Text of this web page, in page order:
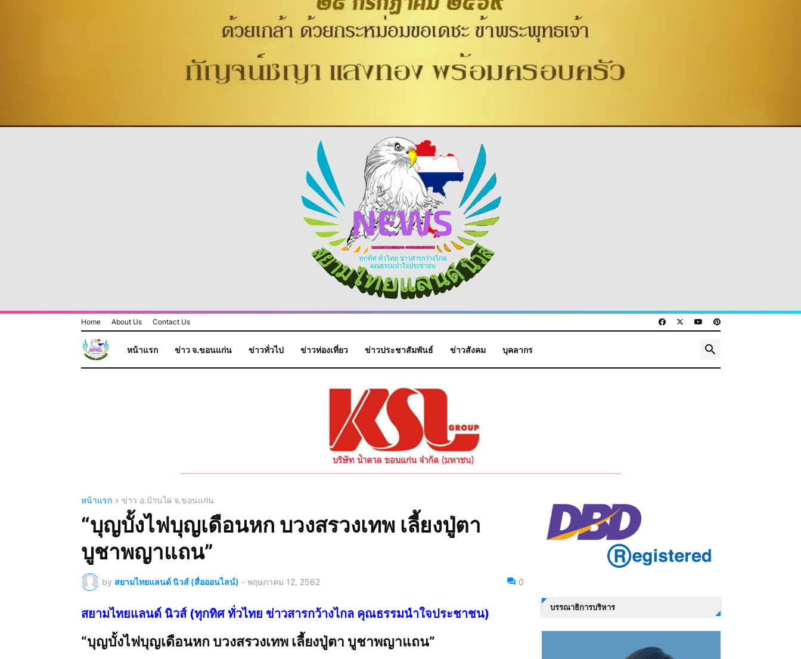
Home About Us Contact Us
หน้าแรก ข่าว จ.ขอนแก่น ข่าวทั่วไป ข่าวท่องเที่ยว ข่าวประชาสัมพันธ์ ข่าวสังคม บุคลากร
หน้าแรก ข่าว อ.บ้านไผ่ จ.ขอนแก่น
“บุญบั้งไฟบุญเดือนหก บวงสรวงเทพ เลี้ยงปู่ตา
บูชาพญาแถน”
by สยามไทยแลนด์ นิวส์ (สื่อออนไลน์) - พฤษภาคม 12, 2562 0
สยามไทยแลนด์ นิวส์ (ทุกทิศ ทั่วไทย ข่าวสารกว้างไกล คุณธรรมนำใจประชาชน)
“บุญบั้งไฟบุญเดือนหก บวงสรวงเทพ เลี้ยงปู่ตา บูชาพญาแถน”
บรรณาธิการบริหาร